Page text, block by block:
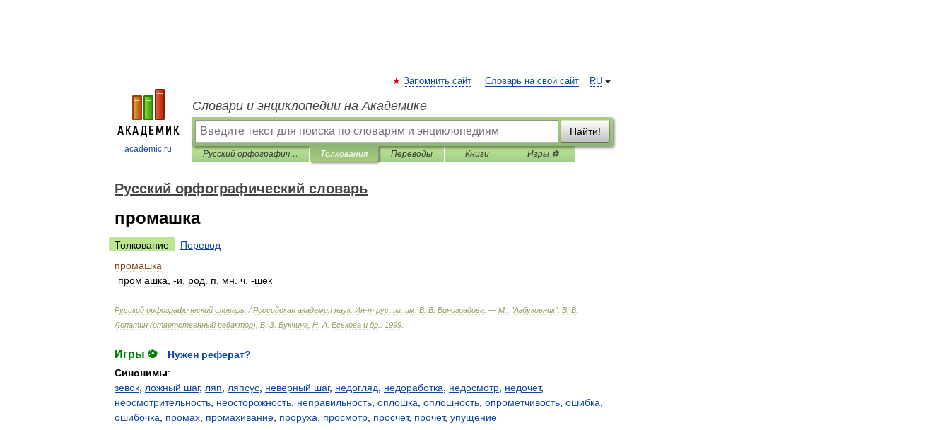
academic.ru
RU
Запомнить сайт Словарь на свой сайт
Словари и энциклопедии на Академике
Найти!
Русский орфографический словарь Толкования Переводы Книги Игры ⚽
Русский орфографический словарь
промашка
Толкование
Перевод
промашка
пром'ашка , -и род п мн ч -шек
Русский орфографический словарь . /Российская академия наук. Ин-т рус яз им В В Виноградова . — М : "Азбуковник". В В
Лопатин (ответственный редактор), Б З Букчина Н А Еськова и др 1999
Игры ⚽
Нужен реферат?
Синонимы:
зевок ложный шаг, ляп ляпсус неверный шаг, недогляд недоработка недосмотр недочет,
неосмотрительность неосторожность неправильность оплошка оплошность опрометчивость ошибка
ошибочка
промах промахивание проруха просмотр просчет, прочет, упущение